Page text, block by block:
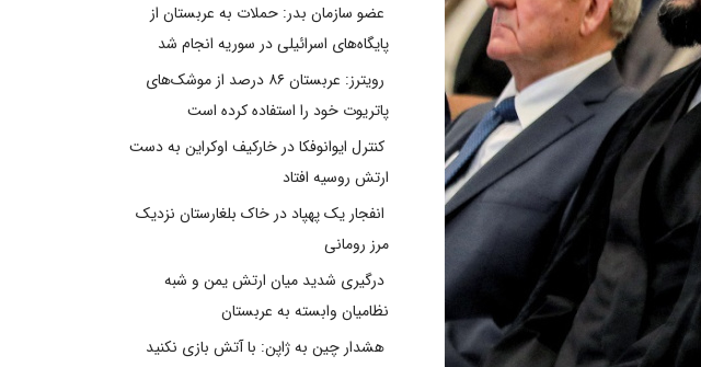
عضو سازمان بدر: حملات به عربستان از
پایگاه‌های اسرائیلی در سوریه انجام شد
رویترز: عربستان ۸۶ درصد از موشک‌های
پاتریوت خود را استفاده کرده است
کنترل ایوانوفکا در خارکیف اوکراین به دست
ارتش روسیه افتاد
انفجار یک پهپاد در خاک بلغارستان نزدیک
مرز رومانی
درگیری شدید میان ارتش یمن و شبه
نظامیان وابسته به عربستان
هشدار چین به ژاپن: با آتش بازی نکنید